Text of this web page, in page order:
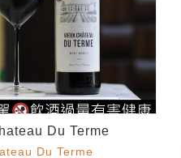
Du Terme
Du Terme